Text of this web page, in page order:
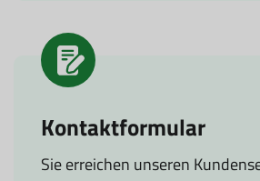
Kontaktformular
Sie erreichen unseren